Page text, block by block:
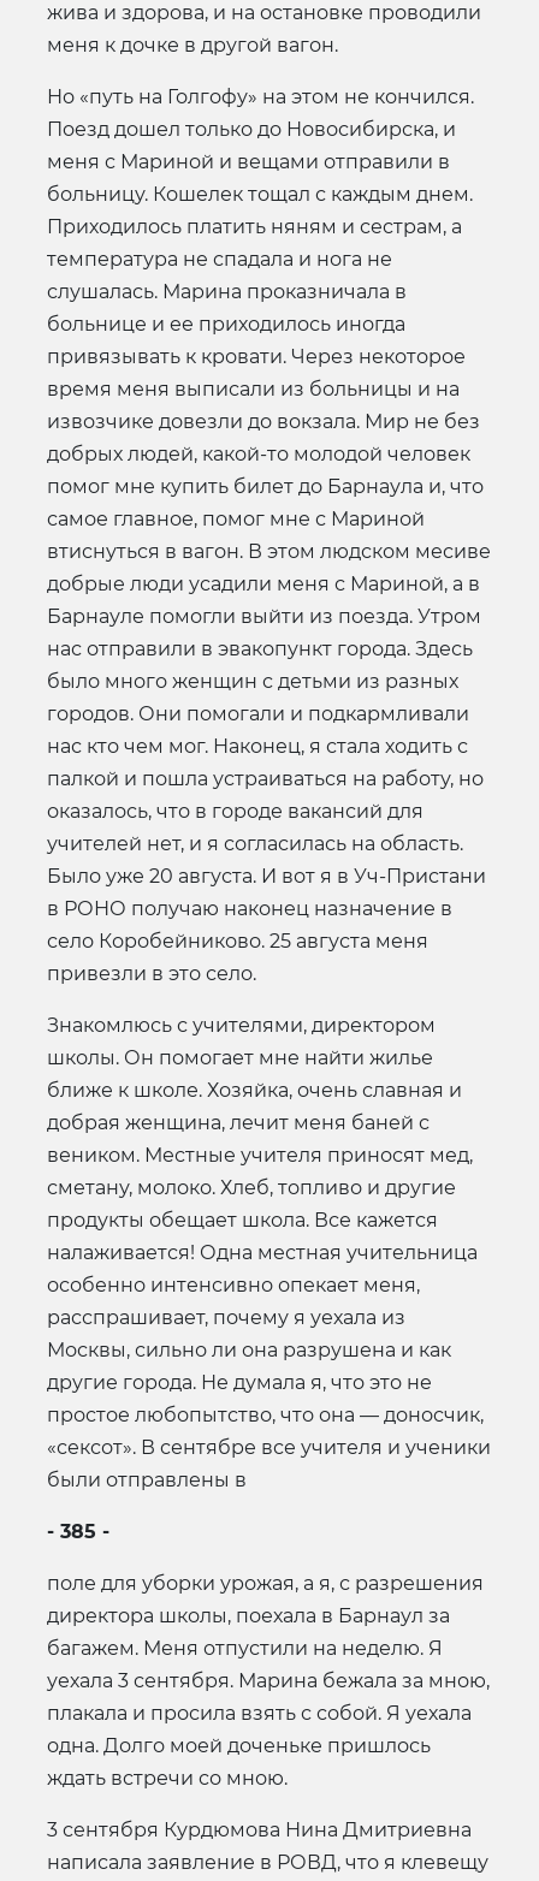
жива и здорова, и на остановке проводили
меня к дочке в другой вагон.
Но «путь на Голгофу» на этом не кончился.
Поезд дошел только до Новосибирска, и
меня с Мариной и вещами отправили в
больницу. Кошелек тощал с каждым днем.
Приходилось платить няням и сестрам, а
температура не спадала и нога не
слушалась. Марина проказничала в
больнице и ее приходилось иногда
привязывать к кровати. Через некоторое
время меня выписали из больницы и на
извозчике довезли до вокзала. Мир не без
добрых людей, какой-то молодой человек
помог мне купить билет до Барнаула и, что
самое главное, помог мне с Мариной
втиснуться в вагон. В этом людском месиве
добрые люди усадили меня с Мариной, а в
Барнауле помогли выйти из поезда. Утром
нас отправили в эвакопункт города. Здесь
было много женщин с детьми из разных
городов. Они помогали и подкармливали
нас кто чем мог. Наконец, я стала ходить с
палкой и пошла устраиваться на работу, но
оказалось, что в городе вакансий для
учителей нет, и я согласилась на область.
Было уже 20 августа. И вот я в Уч-Пристани
в РОНО получаю наконец назначение в
село Коробейниково. 25 августа меня
привезли в это село.
Знакомлюсь с учителями, директором
школы. Он помогает мне найти жилье
ближе к школе. Хозяйка, очень славная и
добрая женщина, лечит меня баней с
веником. Местные учителя приносят мед,
сметану, молоко. Хлеб, топливо и другие
продукты обещает школа. Все кажется
налаживается! Одна местная учительница
особенно интенсивно опекает меня,
расспрашивает, почему я уехала из
Москвы, сильно ли она разрушена и как
другие города. Не думала я, что это не
простое любопытство, что она — доносчик,
«сексот». В сентябре все учителя и ученики
были отправлены в
- 385 -
поле для уборки урожая, а я, с разрешения
директора школы, поехала в Барнаул за
багажем. Меня отпустили на неделю. Я
уехала 3 сентября. Марина бежала за мною,
плакала и просила взять с собой. Я уехала
одна. Долго моей доченьке пришлось
ждать встречи со мною.
3 сентября Курдюмова Нина Дмитриевна
написала заявление в РОВД, что я клевещу